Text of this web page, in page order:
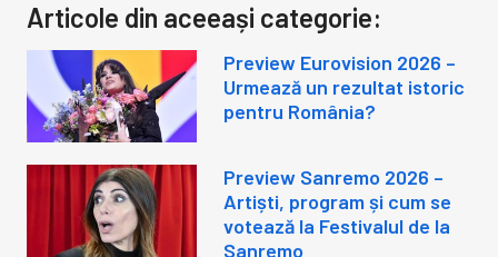
Articole din aceeași categorie:
Preview Eurovision 2026 –
Urmează un rezultat istoric
pentru România?
Preview Sanremo 2026 –
Artiști, program și cum se
votează la Festivalul de la
Sanremo